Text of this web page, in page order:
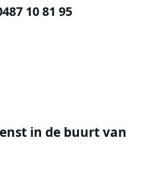
10 81 95
in de buurt van